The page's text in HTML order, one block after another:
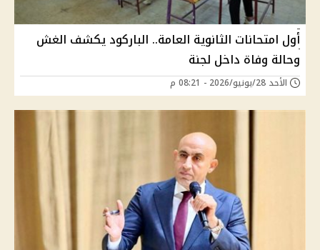
أول امتحانات الثانوية العامة.. الباركود يكشف الغش
وحالة وفاة داخل لجنة
الأحد 28/يونيو/2026 - 08:21 م